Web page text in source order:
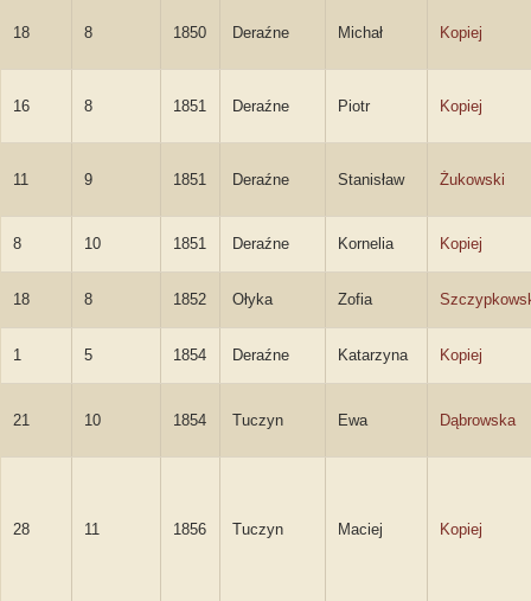
18 8 1850 Deraźne Michał Kopiej
16 8 1851 Deraźne Piotr Kopiej
11 9 1851 Deraźne Stanisław Żukowski
8 10 1851 Deraźne Kornelia Kopiej
18 8 1852 Ołyka Zofia
1 5 1854 Deraźne Katarzyna Kopiej
21 10 1854 Tuczyn Ewa Dąbrowska
28 11 1856 Tuczyn Maciej Kopiej